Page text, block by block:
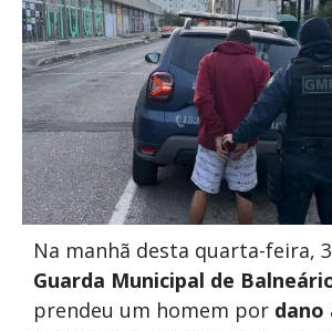
Na manhã desta quarta-feira,
Guarda Municipal de
prendeu um homem por dano